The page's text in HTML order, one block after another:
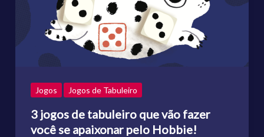
Jogos Jogos de Tabuleiro
3 jogos de tabuleiro que vão fazer
você se apaixonar pelo Hobbie!